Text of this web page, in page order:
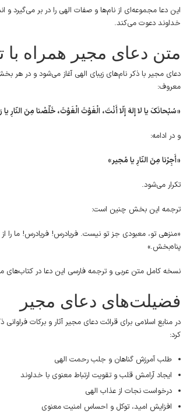
این دعا مجموعه‌ای از نام‌ها و صفات الهی را در بر می‌گیرد
خداوند دعوت می‌کند.
متن دعای مجیر همراه با
دعای مجیر با ذکر نام‌های زیبای الهی آغاز می‌شود و در
معروف:
«سُبْحانَکَ یا لا إِلهَ إِلّا أَنْتَ، الْغَوْثَ الْغَوْثَ، خَلِّصْنا مِنَ النّارِ یا
و در ادامه:
«أَجِرْنا مِنَ النّارِ یا مُجیر»
تکرار می‌شود.
ترجمه این بخش چنین است:
«منزهی تو، معبودی جز تو نیست. فریادرس! فریادرس! ما را
پناه‌بخش.»
نسخه کامل متن عربی و ترجمه فارسی این دعا در کتاب‌های
فضیلت‌های دعای مجیر
در منابع اسلامی برای قرائت دعای مجیر آثار و برکات
کرد:
طلب آمرزش گناهان و جلب رحمت الهی
ایجاد آرامش قلب و تقویت ارتباط معنوی با خداوند
درخواست نجات از عذاب الهی
افزایش امید، توکل و احساس امنیت معنوی